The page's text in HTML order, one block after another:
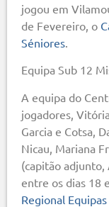
jogou em
de Fevereiro, o
Séniores.
Equipa Sub 12
A equipa do
jogadores,
Garcia e Cotsa,
Nicau, Mariana
(capitão adjunto,
entre os dias 18
Regional